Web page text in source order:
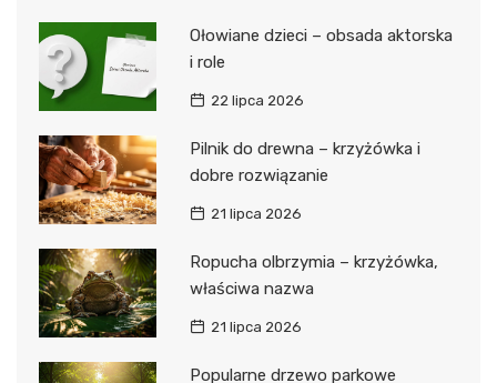
Ołowiane dzieci – obsada aktorska
i role
22 lipca 2026
Pilnik do drewna – krzyżówka i
dobre rozwiązanie
21 lipca 2026
Ropucha olbrzymia – krzyżówka,
właściwa nazwa
21 lipca 2026
Popularne drzewo parkowe